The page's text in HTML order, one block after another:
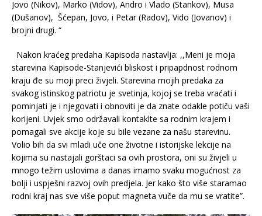
Jovo (Nikov), Marko (Vidov), Andro i Vlado (Stankov), Musa
(Dušanov), Šćepan, Jovo, i Petar (Radov), Vido (Jovanov) i
brojni drugi. “
Nakon kraćeg predaha Kapisoda nastavlja: ,,Meni je moja
starevina Kapisode-Stanjevići bliskost i pripapdnost rodnom
kraju đe su moji preci živjeli. Starevina mojih predaka za
svakog istinskog patriotu je svetinja, kojoj se treba vraćati i
pominjati je i njegovati i obnoviti je da znate odakle potiču vaši
korijeni. Uvjek smo održavali kontaklte sa rodnim krajem i
pomagali sve akcije koje su bile vezane za našu starevinu.
Volio bih da svi mladi uče one životne i istorijske lekcije na
kojima su nastajali gorštaci sa ovih prostora, oni su živjeli u
mnogo težim uslovima a danas imamo svaku mogućnost za
bolji i uspješni razvoj ovih predjela. Jer kako što više staramao
rodni kraj nas sve više poput magneta vuče da mu se vratite”.